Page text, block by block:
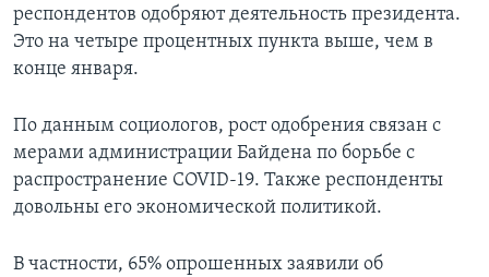
респондентов одобряют деятельность президента.
Это на четыре процентных пункта выше, чем в
конце января.
По данным социологов, рост одобрения связан с
мерами администрации Байдена по борьбе с
распространение COVID-19. Также респонденты
довольны его экономической политикой.
В частности, 65% опрошенных заявили об